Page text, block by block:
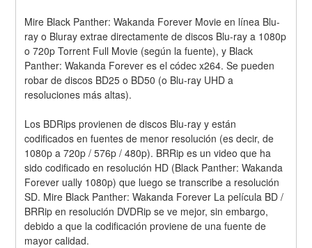
Mire Black Panther: Wakanda Forever Movie en línea Blu-
ray o Bluray extrae directamente de discos Blu-ray a 1080p
o 720p Torrent Full Movie (según la fuente), y Black
Panther: Wakanda Forever es el códec x264. Se pueden
robar de discos BD25 o BD50 (o Blu-ray UHD a
resoluciones más altas).
Los BDRips provienen de discos Blu-ray y están
codificados en fuentes de menor resolución (es decir, de
1080p a 720p / 576p / 480p). BRRip es un video que ha
sido codificado en resolución HD (Black Panther: Wakanda
Forever ually 1080p) que luego se transcribe a resolución
SD. Mire Black Panther: Wakanda Forever La película BD /
BRRip en resolución DVDRip se ve mejor, sin embargo,
debido a que la codificación proviene de una fuente de
mayor calidad.